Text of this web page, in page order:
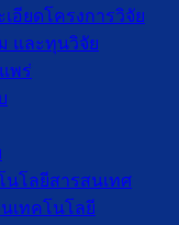
เอียดโครงการวิจัย
และทุนวิจัย
พร่
โลยีสารสนเทศ
เทคโนโลยี